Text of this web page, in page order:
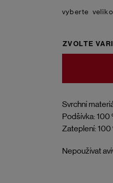
Svrchní
Podšívka:
Zateplení:
Nepoužívat
ZVOLTE